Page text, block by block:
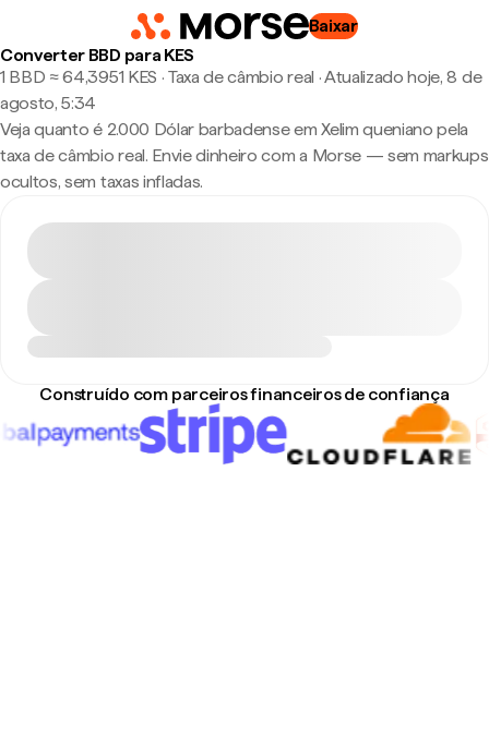
Baixar
Converter BBD para KES
1 BBD ≈ 64,3951 KES · Taxa de câmbio real ·Atualizado hoje, 8 de
agosto, 5:34
Veja quanto é 2.000 Dólar barbadense em Xelim queniano pela
taxa de câmbio real. Envie dinheiro com a Morse — sem markups
ocultos, sem taxas infladas.
Construído com parceiros financeiros de confiança